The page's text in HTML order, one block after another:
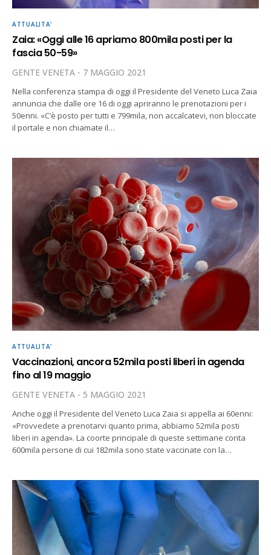
ATTUALITA'
Zaia: «Oggi alle 16 apriamo 800mila posti per la
fascia 50-59»
GENTE VENETA 7 MAGGIO 2021
Nella conferenza stampa di oggi il Presidente del Veneto Luca Zaia
annuncia che dalle ore 16 di oggi apriranno le prenotazioni per i
50enni. «C’è posto per tutti e 799mila, non accalcatevi, non bloccate
il portale e non chiamate il…
ATTUALITA'
Vaccinazioni, ancora 52mila posti liberi in agenda
fino al 19 maggio
GENTE VENETA 5 MAGGIO 2021
Anche oggi il Presidente del Veneto Luca Zaia si appella ai 60enni:
«Provvedete a prenotarvi quanto prima, abbiamo 52mila posti
liberi in agenda». La coorte principale di queste settimane conta
600mila persone di cui 182mila sono state vaccinate con la…